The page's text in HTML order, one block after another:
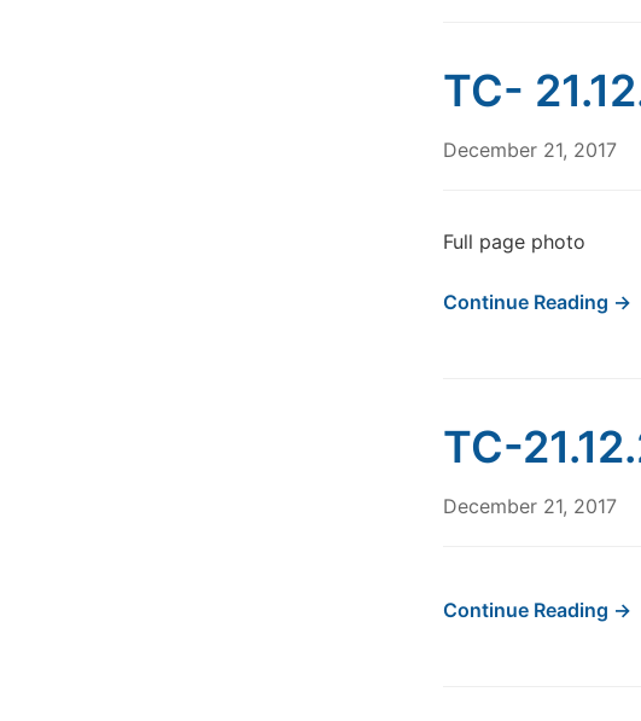
TC-
December 21, 2017
Full page photo
Continue Reading →
TC-
December 21, 2017
Continue Reading →